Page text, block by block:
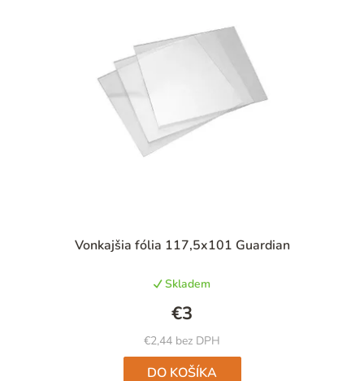
Vonkajšia fólia 117,5x101 Guardian
Skladem
€2,44 bez DPH
€3
DO KOŠÍKA